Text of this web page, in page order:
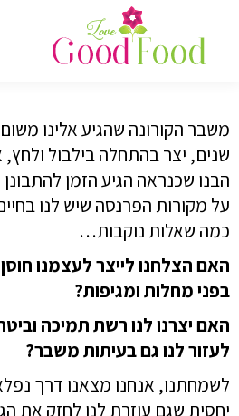
משבר הקורונה שהגיע אלינו
שנים, יצר בהתחלה בילבול ולחץ,
הבנו שכנראה הגיע הזמן
על מקורות הפרנסה שיש לנו
כמה שאלות נוקבות…
האם הצלחנו לייצר לעצמנו
בפני מחלות ומגיפות?
האם יצרנו לנו רשת תמיכה
לעזור לנו גם בעיתות משבר?
לשמחתנו, אנחנו מצאנו דרך
יחסית שגם עוזרת לנו לחזק את